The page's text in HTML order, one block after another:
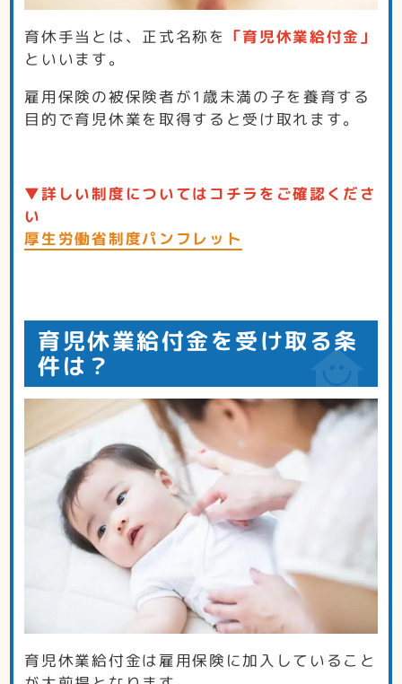
育休手当とは、正式名称を 「育児休業給付金」
といいます。
雇用保険の被保険者が1歳未満の子を養育する
目的で育児休業を取得すると受け取れます。
▼詳しい制度についてはコチラをご確認くださ
い
厚生労働省制度パンフレット
育児休業給付金を受け取る条
件は？
育児休業給付金は雇用保険に加入していること